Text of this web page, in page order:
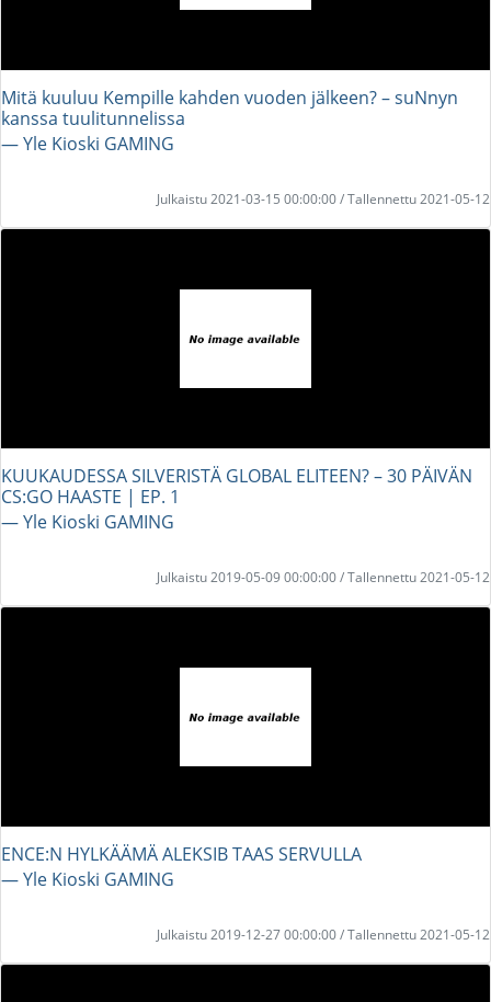
Mitä kuuluu Kempille kahden vuoden jälkeen? – suNnyn
kanssa tuulitunnelissa
― Yle Kioski GAMING
Julkaistu 2021-03-15 00:00:00 / Tallennettu 2021-05-12
KUUKAUDESSA SILVERISTÄ GLOBAL ELITEEN? – 30 PÄIVÄN
CS:GO HAASTE | EP. 1
― Yle Kioski GAMING
Julkaistu 2019-05-09 00:00:00 / Tallennettu 2021-05-12
ENCE:N HYLKÄÄMÄ ALEKSIB TAAS SERVULLA
― Yle Kioski GAMING
Julkaistu 2019-12-27 00:00:00 / Tallennettu 2021-05-12